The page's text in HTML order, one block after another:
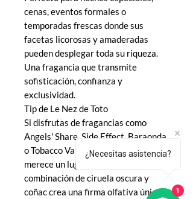
cenas, eventos formales o
temporadas frescas donde sus
facetas licorosas y amaderadas
pueden desplegar toda su riqueza.
Una fragancia que transmite
sofisticación, confianza y
exclusividad.
Tip de Le Nez de Toto
Si disfrutas de fragancias como
Angels' Share, Side Effect, Baraonda
o Tobacco Vanille, Plum in Cognac
merece un lugar en tu colección. Su
combinación de ciruela oscura y
coñac crea una firma olfativa única
¿Necesitas asistencia?
1